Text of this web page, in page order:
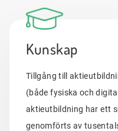
Kunskap
Tillgång till
(både fysiska och
aktieutbildning har ett
genomförts av